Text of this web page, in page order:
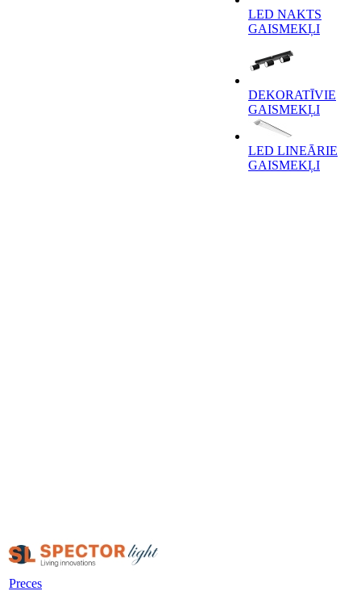
LED NAKTS
GAISMEKĻI
DEKORATĪVIE
GAISMEKĻI
LED LINEĀRIE
GAISMEKĻI
Preces